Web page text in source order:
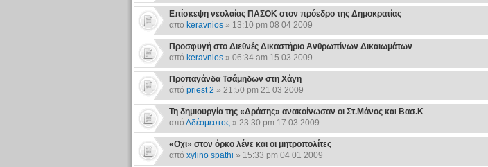
Επίσκεψη νεολαίας ΠΑΣΟΚ στον πρόεδρο της Δημοκρατίας
από keravnios» 13:10 pm 08 04 2009
Προσφυγή στο Διεθνές Δικαστήριο Ανθρωπίνων Δικαιωμάτων
από keravnios» 06:34 am 15 03 2009
Προπαγάνδα Τσάμηδων στη Χάγη
από priest 2 » 21:50 pm 21 03 2009
Τη δημιουργία της «Δράσης» ανακοίνωσαν οι Στ.Μάνος και Βασ.Κ
από Αδέσμευτος » 23:30 pm 17 03 2009
«Οχι» στον όρκο λένε και οι μητροπολίτες
από xylino spathi » 15:33 pm 04 01 2009